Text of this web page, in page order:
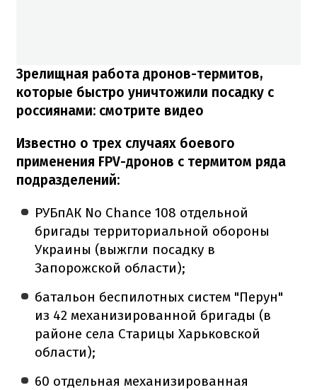
Зрелищная работа дронов-термитов,
которые быстро уничтожили посадку с
россиянами: смотрите видео
Известно о трех случаях боевого
применения FPV-дронов с термитом ряда
подразделений:
РУБпАК No Chance 108 отдельной
бригады территориальной обороны
Украины (выжгли посадку в
Запорожской области);
батальон беспилотных систем "Перун"
из 42 механизированной бригады (в
районе села Старицы Харьковской
области);
60 отдельная механизированная